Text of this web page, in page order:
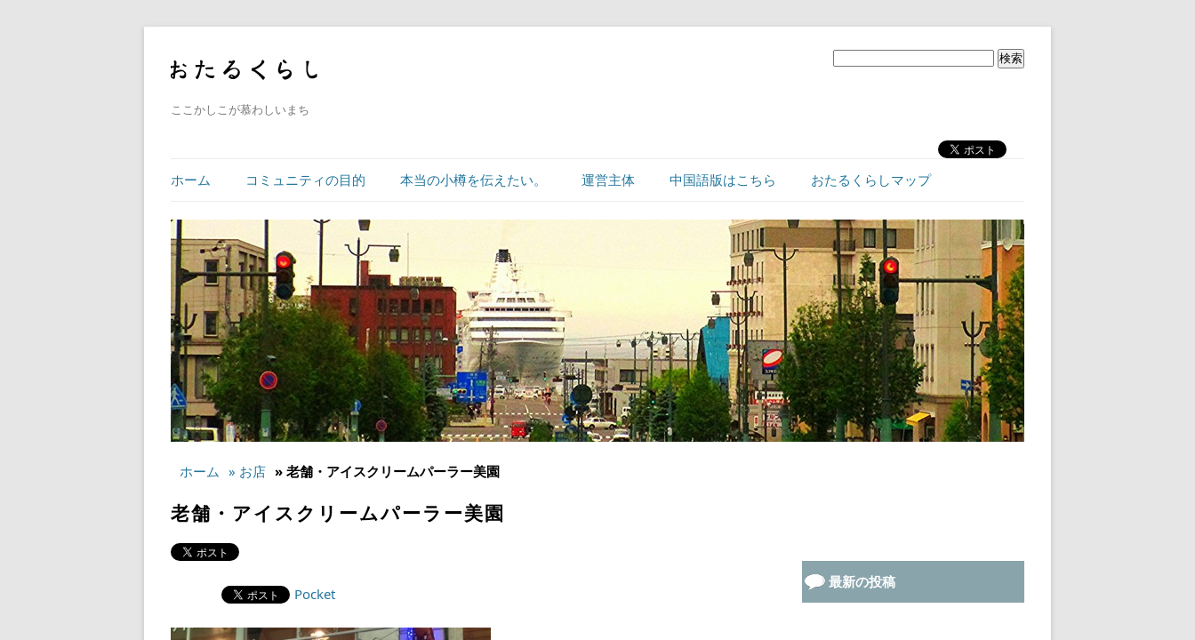
ここかしこが慕わしいまち
ホーム コミュニティの目的 本当の小樽を伝えたい。 運営主体 中国語版はこちら おたるくらしマップ
ホーム » お店 » 老舗・アイスクリームパーラー美園
老舗・アイスクリームパーラー美園
Pocket
最新の投稿